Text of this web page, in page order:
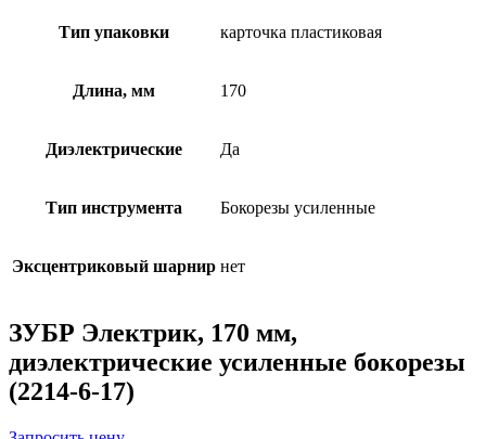
Тип упаковки карточка пластиковая
Длина, мм 170
Диэлектрические Да
Тип инструмента Бокорезы усиленные
Эксцентриковый шарнир нет
ЗУБР Электрик, 170 мм,
диэлектрические усиленные бокорезы
(2214-6-17)